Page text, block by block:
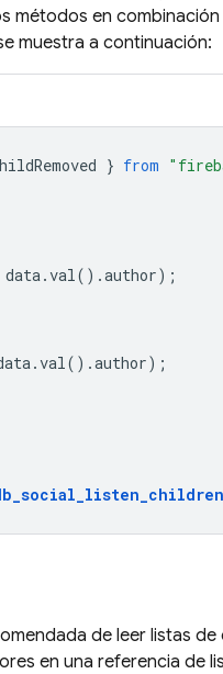
métodos en
muestra a continuación:
} from
data.val().author);
.val().author);
de leer listas de
en una referencia de